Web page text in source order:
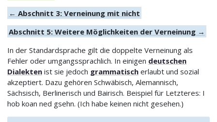
← Abschnitt 3: Verneinung mit nicht
Abschnitt 5: Weitere Möglichkeiten der Verneinung →
In der Standardsprache gilt die doppelte Verneinung als
Fehler oder umgangssprachlich. In einigen deutschen
Dialekten ist sie jedoch grammatisch erlaubt und sozial
akzeptiert. Dazu gehören Schwäbisch, Alemannisch,
Sächsisch, Berlinerisch und Bairisch. Beispiel für Letzteres: I
hob koan ned gsehn. (Ich habe keinen nicht gesehen.)